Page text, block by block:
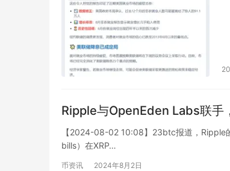
Ripple与OpenEden Labs联手
【2024-08-02 10:08】23btc报道，Ripple
bills）在XRP…
币资讯 2024年8月2日